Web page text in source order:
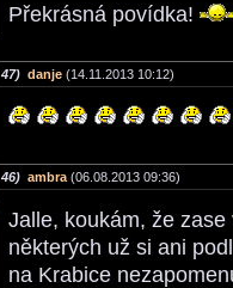
Překrásná povídka!
47) danje (14.11.2013 10:12)
46) ambra(06.08.2013 09:36)
Jalle, koukám, že
některých už si ani
na Krabice